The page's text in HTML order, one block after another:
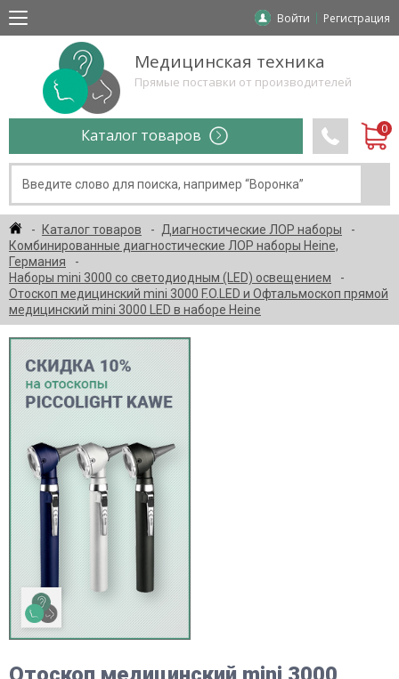
Войти Регистрация
Медицинская техника
Прямые поставки от производителей
Каталог товаров
Каталог товаров
Диагностические ЛОР наборы
Комбинированные диагностические ЛОР наборы Heine,
Германия
Наборы mini 3000 со светодиодным (LED) освещением
Отоскоп медицинский mini 3000 F.O.LED и Офтальмоскоп прямой
медицинский mini 3000 LED в наборе Heine